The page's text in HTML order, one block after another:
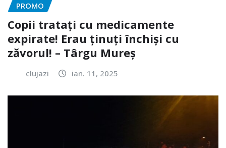
PROMO
Copii tratați cu medicamente
expirate! Erau ținuți închiși cu
zăvorul! – Târgu Mureș
clujazi ian. 11, 2025